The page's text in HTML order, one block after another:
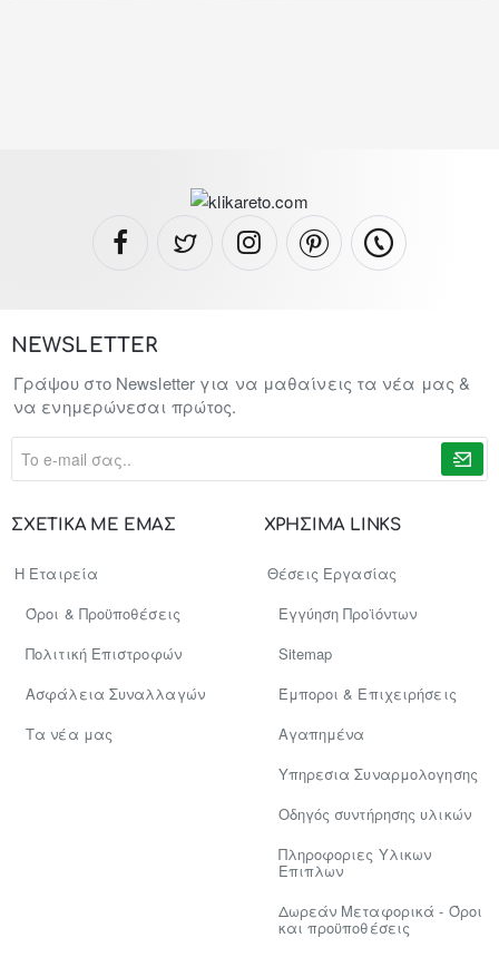
ΣΧΕΤΙΚΑ ΜΕ ΕΜΑΣ
Η Εταιρεία
Όροι & Προϋποθέσεις
Πολιτική Επιστροφών
Ασφάλεια Συναλλαγών
Tα νέα μας
ΧΡΗΣΙΜΑ LINKS
Θέσεις Εργασίας
Εγγύηση Προϊόντων
Sitemap
Έμποροι & Επιχειρήσεις
Αγαπημένα
Υπηρεσια Συναρμολογησης
Οδηγός συντήρησης υλικών
Πληροφοριες Υλικων
Επιπλων
Δωρεάν Μεταφορικά - Όροι
και προϋποθέσεις
NEWSLETTER
Γράψου στο Newsletter για να μαθαίνεις τα νέα μας &
να ενημερώνεσαι πρώτος.
σας..